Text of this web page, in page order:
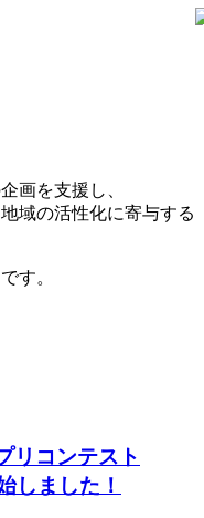
画を支援し、
域の活性化に寄与する
す。
リコンテスト
しました！